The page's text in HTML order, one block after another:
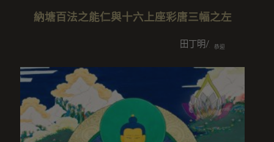
納塘百法之能仁與十六上座彩唐三幅之左
田丁明/王美智/田岳衢/王覧/
恭迎